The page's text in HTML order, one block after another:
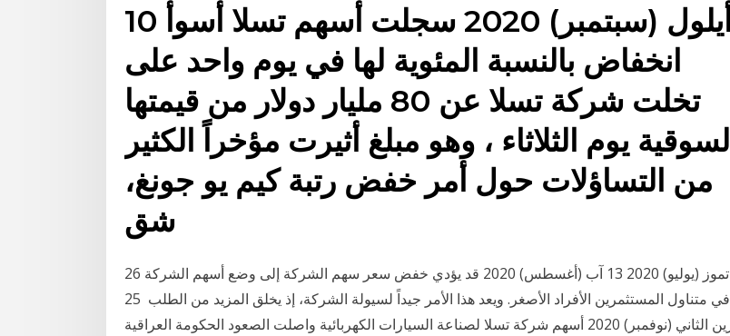
10 أيلول (سبتمبر) 2020 سجلت أسهم تسلا أسوأ
انخفاض بالنسبة المئوية لها في يوم واحد على
تخلت شركة تسلا عن 80 مليار دولار من قيمتها
السوقية يوم الثلاثاء ، وهو مبلغ أثيرت مؤخراً الكثير
من التساؤلات حول أمر خفض رتبة كيم يو جونغ،
شق
26 تموز (يوليو) 2020 13 آب (أغسطس) 2020 قد يؤدي خفض سعر سهم الشركة إلى وضع أسهم الشركة
في متناول المستثمرين الأفراد الأصغر. ويعد هذا الأمر جيداً لسيولة الشركة، إذ يخلق المزيد من الطلب 25
تشرين الثاني (نوفمبر) 2020 أسهم شركة تسلا لصناعة السيارات الكهربائية واصلت الصعود الحكومة العراقية